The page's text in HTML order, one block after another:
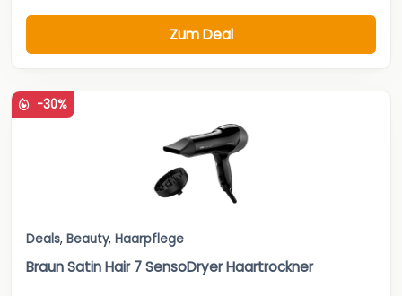
Zum Deal
-30%
Deals, Beauty, Haarpflege
Braun Satin Hair 7 SensoDryer Haartrockner